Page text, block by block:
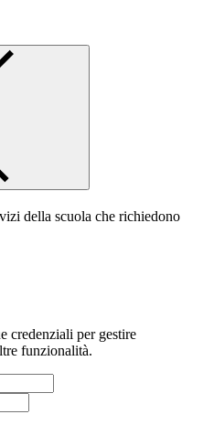
della scuola che richiedono
credenziali per gestire
funzionalità.